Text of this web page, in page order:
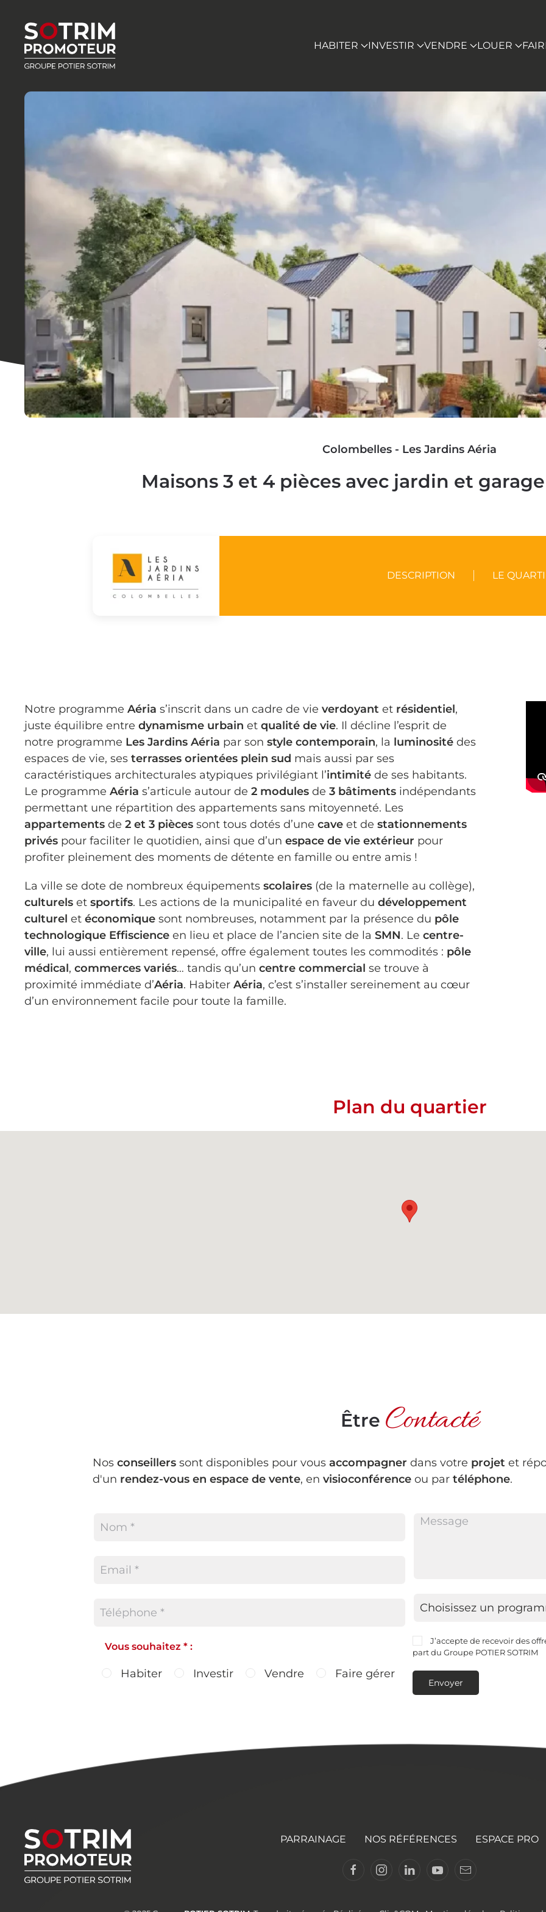
Accéder au contenu principal
HABITER
INVESTIR VENDRE LOUER
Colombelles - Les Jardins Aéria
Maisons 3 et 4 pièces avec jardin et
DESCRIPTION LE
Notre programme Aéria s’inscrit dans un cadre de vie verdoyant et résidentiel,
juste équilibre entre dynamisme urbain et qualité de vie. Il décline l’esprit de
notre programme Les Jardins Aéria par son style contemporain, la luminosité des
espaces de vie, ses terrasses orientées plein sud mais aussi par ses
caractéristiques architecturales atypiques privilégiant l’intimité de ses habitants.
Le programme Aéria s’articule autour de 2 modules de 3 bâtiments indépendants
permettant une répartition des appartements sans mitoyenneté. Les
appartements de 2 et 3 pièces sont tous dotés d’une cave et de stationnements
privés pour faciliter le quotidien, ainsi que d’un espace de vie extérieur pour
profiter pleinement des moments de détente en famille ou entre amis !
La ville se dote de nombreux équipements scolaires (de la maternelle au collège),
culturels et sportifs. Les actions de la municipalité en faveur du développement
culturel et économique sont nombreuses, notamment par la présence du pôle
technologique Effiscience en lieu et place de l’ancien site de la SMN. Le centre-
ville, lui aussi entièrement repensé, offre également toutes les commodités : pôle
médical, commerces variés… tandis qu’un centre commercial se trouve à
proximité immédiate d’Aéria. Habiter Aéria, c’est s’installer sereinement au cœur
d’un environnement facile pour toute la famille.
Plan du quartier
Être Contacté
Nos conseillers sont disponibles pour vous accompagner dans votre projet et
d'un rendez-vous en espace de vente, en visioconférence ou par téléphone.
Vous souhaitez * :
Habiter Investir Vendre Faire gérer
J’accepte de recevoir des
part du Groupe POTIER SOTRIM
Envoyer
PARRAINAGE NOS RÉFÉRENCES ESPACE PRO